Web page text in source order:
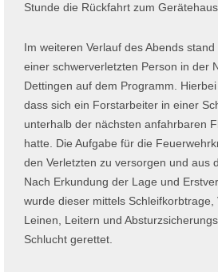
Stunde die Rückfahrt zum
Im weiteren Verlauf des Abends
einer schwerverletzten Person in der
Dettingen auf dem Programm.
dass sich ein Forstarbeiter in einer
unterhalb der nächsten anfahrbaren
hatte. Die Aufgabe für die
den Verletzten zu versorgen und aus
Nach Erkundung der Lage und
wurde dieser mittels Schleifkorbtrage,
Leinen, Leitern und
Schlucht gerettet.